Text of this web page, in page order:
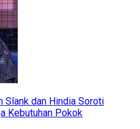
Slank dan Hindia Soroti
Kebutuhan Pokok